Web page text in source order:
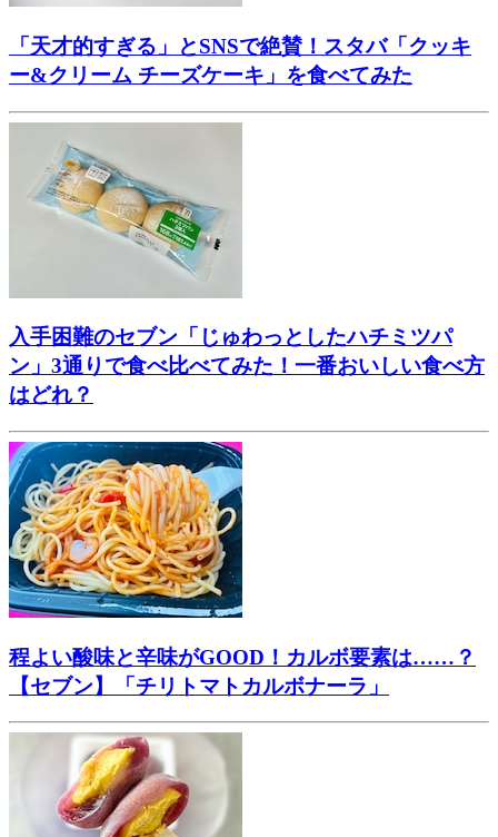
「天才的すぎる」とSNSで絶賛！スタバ「クッキ
ー&クリーム チーズケーキ」を食べてみた
入手困難のセブン「じゅわっとしたハチミツパ
ン」3通りで食べ比べてみた！一番おいしい食べ方
はどれ？
程よい酸味と辛味がGOOD！カルボ要素は……？
【セブン】「チリトマトカルボナーラ」